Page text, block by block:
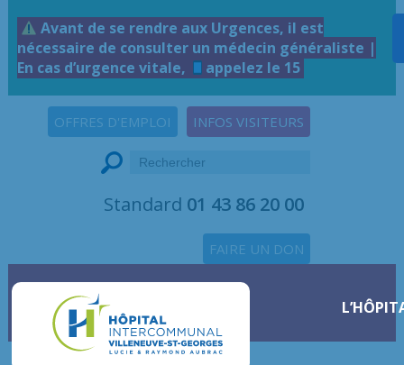
Avant de se rendre aux Urgences, il est
nécessaire de consulter un médecin généraliste |
En cas d’urgence vitale,
appelez le 15
INFOS VISITEURS
OFFRES D'EMPLOI
Standard 01 43 86 20 00
FAIRE UN DON